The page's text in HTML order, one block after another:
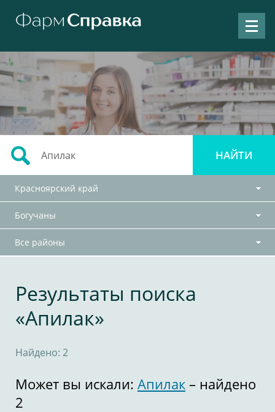
Красноярский край
Богучаны
Все районы
Результаты поиска
«Апилак»
Найдено: 2
Может вы искали: Апилак – найдено
2